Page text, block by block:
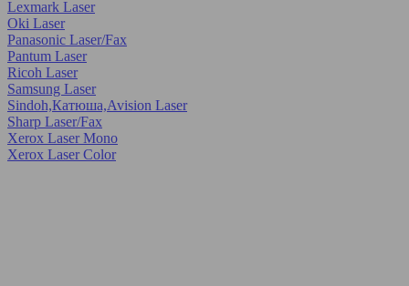
Lexmark Laser
Oki Laser
Panasonic Laser/Fax
Pantum Laser
Ricoh Laser
Samsung Laser
Sindoh,Катюша,Avision Laser
Sharp Laser/Fax
Xerox Laser Mono
Xerox Laser Color